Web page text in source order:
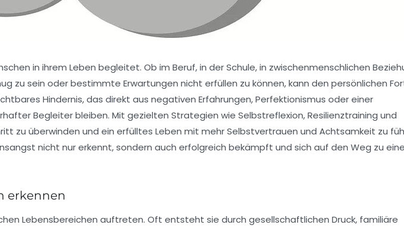
in ihrem Leben begleitet. Ob im Beruf, in der Schule, in zwischenmenschlichen
zu sein oder bestimmte Erwartungen nicht erfüllen zu können, kann den persönlichen
Hindernis, das direkt aus negativen Erfahrungen, Perfektionismus oder einer
Begleiter bleiben. Mit gezielten Strategien wie Selbstreflexion, Resilienztraining und
zu überwinden und ein erfülltes Leben mit mehr Selbstvertrauen und Achtsamkeit zu
nicht nur erkennt, sondern auch erfolgreich bekämpft und sich auf den Weg zu
erkennen
Lebensbereichen auftreten. Oft entsteht sie durch gesellschaftlichen Druck, familiäre